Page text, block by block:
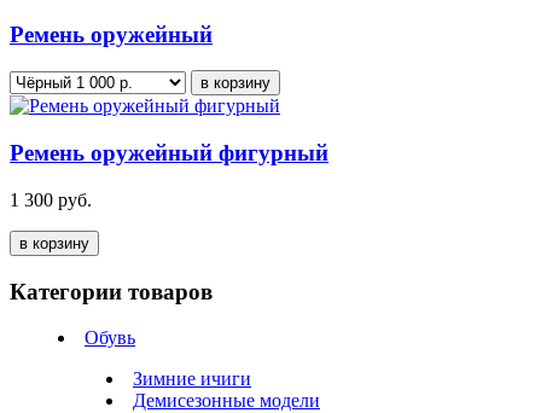
Ремень оружейный
в корзину
Ремень оружейный фигурный
1 300 руб.
в корзину
Категории товаров
Обувь
Зимние ичиги
Демисезонные модели